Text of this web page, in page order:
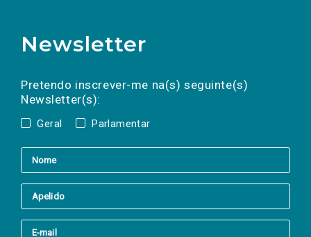
Newsletter
Pretendo inscrever-me na(s) seguinte(s)
Newsletter(s):
Geral Parlamentar
a(s) newsletter(s).
mail